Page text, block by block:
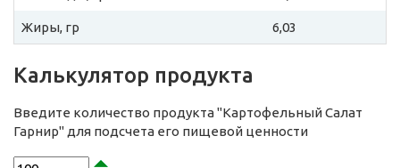
Жиры, гр 6,03
Калькулятор продукта
Введите количество продукта "Картофельный Салат
Гарнир" для подсчета его пищевой ценности